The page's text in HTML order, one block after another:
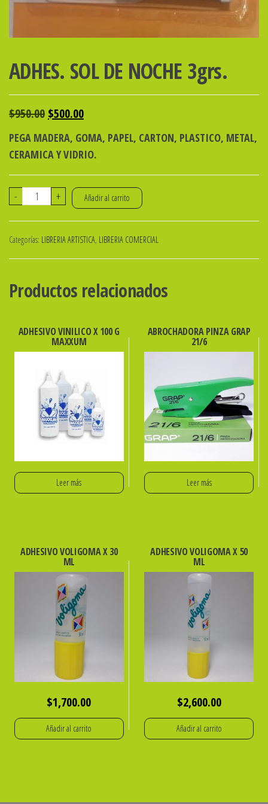
ADHES. SOL DE NOCHE 3grs.
$950.00 El
precio
original
$950.00.
$500.00El
precio
actual
$500.00.
PEGA MADERA, GOMA, PAPEL, CARTON, PLASTICO, METAL,
CERAMICA Y VIDRIO.
-
ADHES.
NOCHE
3grs.
+ Añadir al carrito
Categorías: LIBRERIA ARTISTICA, LIBRERIA COMERCIAL
Productos relacionados
ADHESIVO VINILICO X 100 G
MAXXUM
Leer más
ABROCHADORA PINZA GRAP
21/6
Leer más
ADHESIVO VOLIGOMA X 30
ML
$1,700.00
Añadir al carrito
ADHESIVO VOLIGOMA X 50
ML
$2,600.00
Añadir al carrito